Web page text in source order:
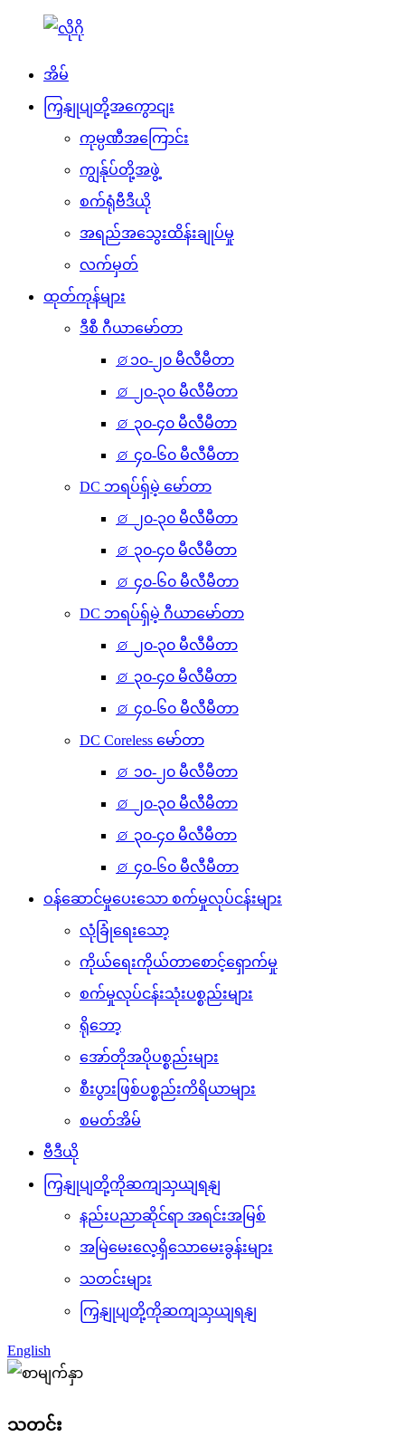
အိမ်
ကြှနျုပျတို့အကွောငျး
ကုမ္ပဏီအကြောင်း
ကျွန်ုပ်တို့အဖွဲ့
စက်ရုံဗီဒီယို
အရည်အသွေးထိန်းချုပ်မှု
လက်မှတ်
ထုတ်ကုန်များ
ဒီစီ ဂီယာမော်တာ
⌀၁၀-၂၀ မီလီမီတာ
⌀ ၂၀-၃၀ မီလီမီတာ
⌀ ၃၀-၄၀ မီလီမီတာ
⌀ ၄၀-၆၀ မီလီမီတာ
DC ဘရပ်ရှ်မဲ့ မော်တာ
⌀ ၂၀-၃၀ မီလီမီတာ
⌀ ၃၀-၄၀ မီလီမီတာ
⌀ ၄၀-၆၀ မီလီမီတာ
DC ဘရပ်ရှ်မဲ့ ဂီယာမော်တာ
⌀ ၂၀-၃၀ မီလီမီတာ
⌀ ၃၀-၄၀ မီလီမီတာ
⌀ ၄၀-၆၀ မီလီမီတာ
DC Coreless မော်တာ
⌀ ၁၀-၂၀ မီလီမီတာ
⌀ ၂၀-၃၀ မီလီမီတာ
⌀ ၃၀-၄၀ မီလီမီတာ
⌀ ၄၀-၆၀ မီလီမီတာ
ဝန်ဆောင်မှုပေးသော စက်မှုလုပ်ငန်းများ
လုံခြုံရေးသော့
ကိုယ်ရေးကိုယ်တာစောင့်ရှောက်မှု
စက်မှုလုပ်ငန်းသုံးပစ္စည်းများ
ရိုဘော့
အော်တိုအပိုပစ္စည်းများ
စီးပွားဖြစ်ပစ္စည်းကိရိယာများ
စမတ်အိမ်
ဗီဒီယို
ကြှနျုပျတို့ကိုဆကျသှယျရနျ
နည်းပညာဆိုင်ရာ အရင်းအမြစ်
အမြဲမေးလေ့ရှိသောမေးခွန်းများ
သတင်းများ
ကြှနျုပျတို့ကိုဆကျသှယျရနျ
English
သတင်း